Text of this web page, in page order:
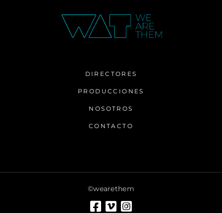
DIRECTORES
PRODUCCIONES
NOSOTROS
CONTACTO
©wearethem